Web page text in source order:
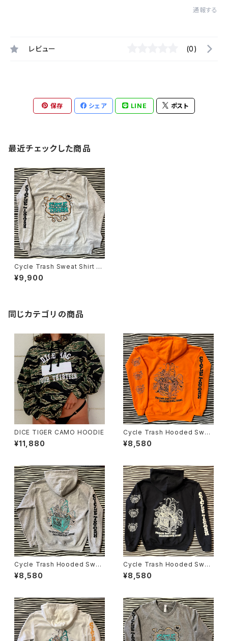
通報する
レビュー (0)
保存 シェア LINE ポスト
最近チェックした商品
Cycle Trash Sweat Shirt "F
art" Sleeve logo, eco light
grey
¥9,900
同じカテゴリの商品
DICE TIGER CAMO HOODIE
¥11,880
Cycle Trash Hooded Swea
tshirt "Milk Crate" 1C, Oran
ge
¥8,580
Cycle Trash Hooded Swea
tshirt "Milk Crate" 3C, Grey
¥8,580
Cycle Trash Hooded Swea
tshirt "Milk Crate" 1C, Blac
k
¥8,580